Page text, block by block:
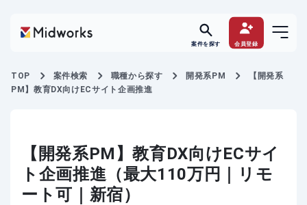
案件を探す 会員登録
TOP 案件検索 職種から探す 開発系PM
【開発系
PM】教育DX向けECサイト企画推進
【開発系PM】教育DX向けECサイ
ト企画推進（最大110万円｜リモ
ート可｜新宿）